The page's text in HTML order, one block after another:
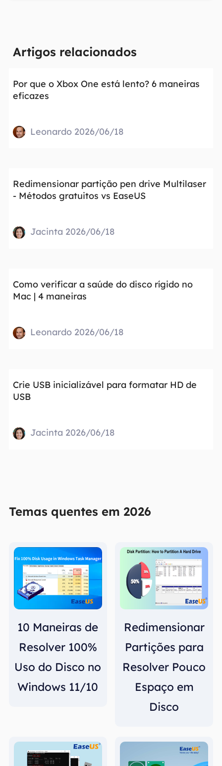
Artigos relacionados
Por que o Xbox One está lento? 6 maneiras
eficazes
Leonardo 2026/06/18
Redimensionar partição pen drive Multilaser
- Métodos gratuitos vs EaseUS
Jacinta 2026/06/18
Como verificar a saúde do disco rígido no
Mac | 4 maneiras
Leonardo 2026/06/18
Crie USB inicializável para formatar HD de
USB
Jacinta 2026/06/18
Temas quentes em 2026
10 Maneiras de
Resolver 100%
Uso do Disco no
Windows 11/10
Redimensionar
Partições para
Resolver Pouco
Espaço em
Disco